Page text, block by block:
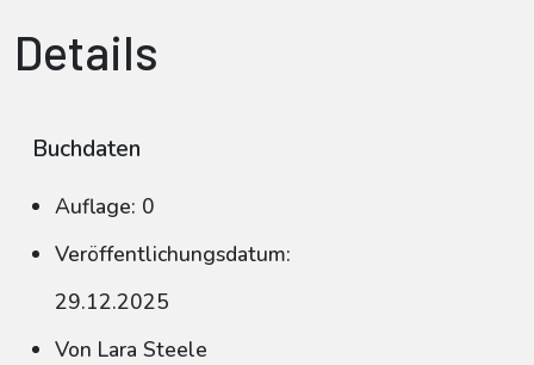
Details
Buchdaten
Auflage: 0
Veröffentlichungsdatum:
29.12.2025
Von Lara Steele